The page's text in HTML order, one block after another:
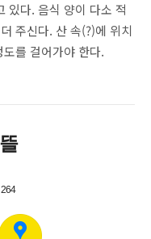
있다. 음식 양이 다소 적
주신다. 산 속(?)에 위치
를 걸어가야 한다.